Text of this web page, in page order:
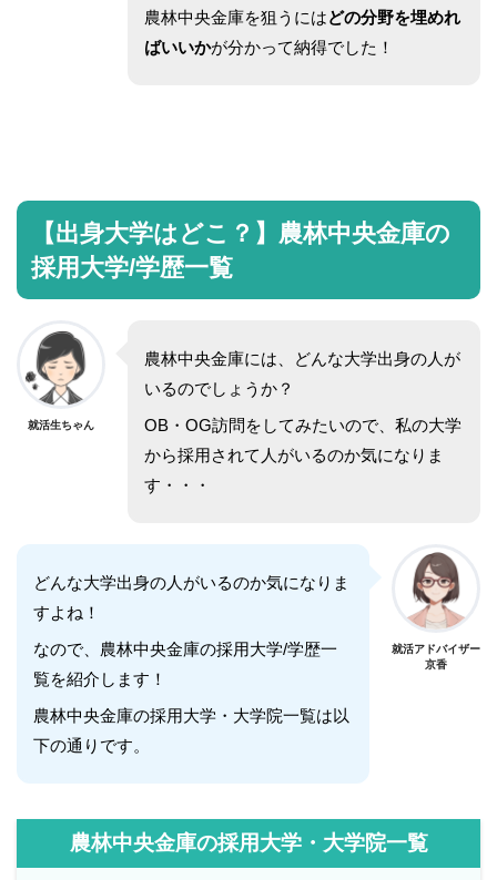
農林中央金庫を狙うにはどの分野を埋めれ
ばいいかが分かって納得でした！
【出身大学はどこ？】農林中央金庫の
採用大学/学歴一覧
就活生ちゃん
農林中央金庫には、どんな大学出身の人が
いるのでしょうか？
OB・OG訪問をしてみたいので、私の大学
から採用されて人がいるのか気になりま
す・・・
どんな大学出身の人がいるのか気になりま
すよね！
なので、農林中央金庫の採用大学/学歴一
覧を紹介します！
農林中央金庫の採用大学・大学院一覧は以
下の通りです。
就活アドバイザー
京香
農林中央金庫の採用大学・大学院一覧